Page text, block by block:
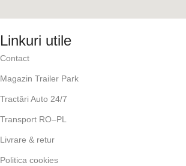
Linkuri utile
Contact
Magazin Trailer Park
Tractări Auto 24/7
Transport RO–PL
Livrare & retur
Politica cookies